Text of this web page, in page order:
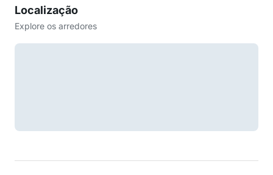
Localização
Explore os arredores